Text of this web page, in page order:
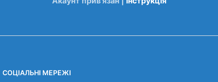
СОЦІАЛЬНІ МЕРЕЖІ